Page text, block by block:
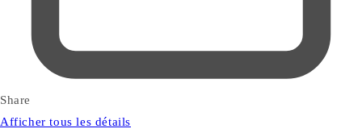
Share
Afficher tous les détails